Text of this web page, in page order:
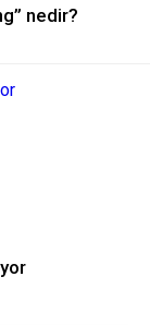
nedir?